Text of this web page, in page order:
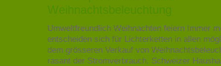
Weihnachtsbeleuchtung
Umweltfreundlich Weihnachten feiern Immer
entscheiden sich für Lichterketten in allen
dem grösseren Verkauf von
rasant der Stromverbrauch. Schweizer